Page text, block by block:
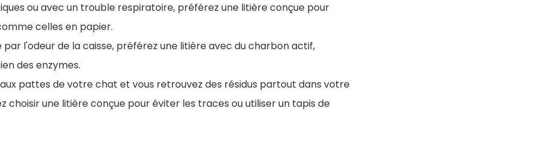
ou avec un trouble respiratoire, préférez une litière conçue pour
celles en papier.
par l'odeur de la caisse, préférez une litière avec du charbon actif,
des enzymes.
pattes de votre chat et vous retrouvez des résidus partout dans votre
choisir une litière conçue pour éviter les traces ou utiliser un tapis de